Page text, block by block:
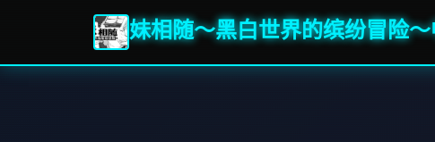
妹相随～黑白世界的缤纷冒险